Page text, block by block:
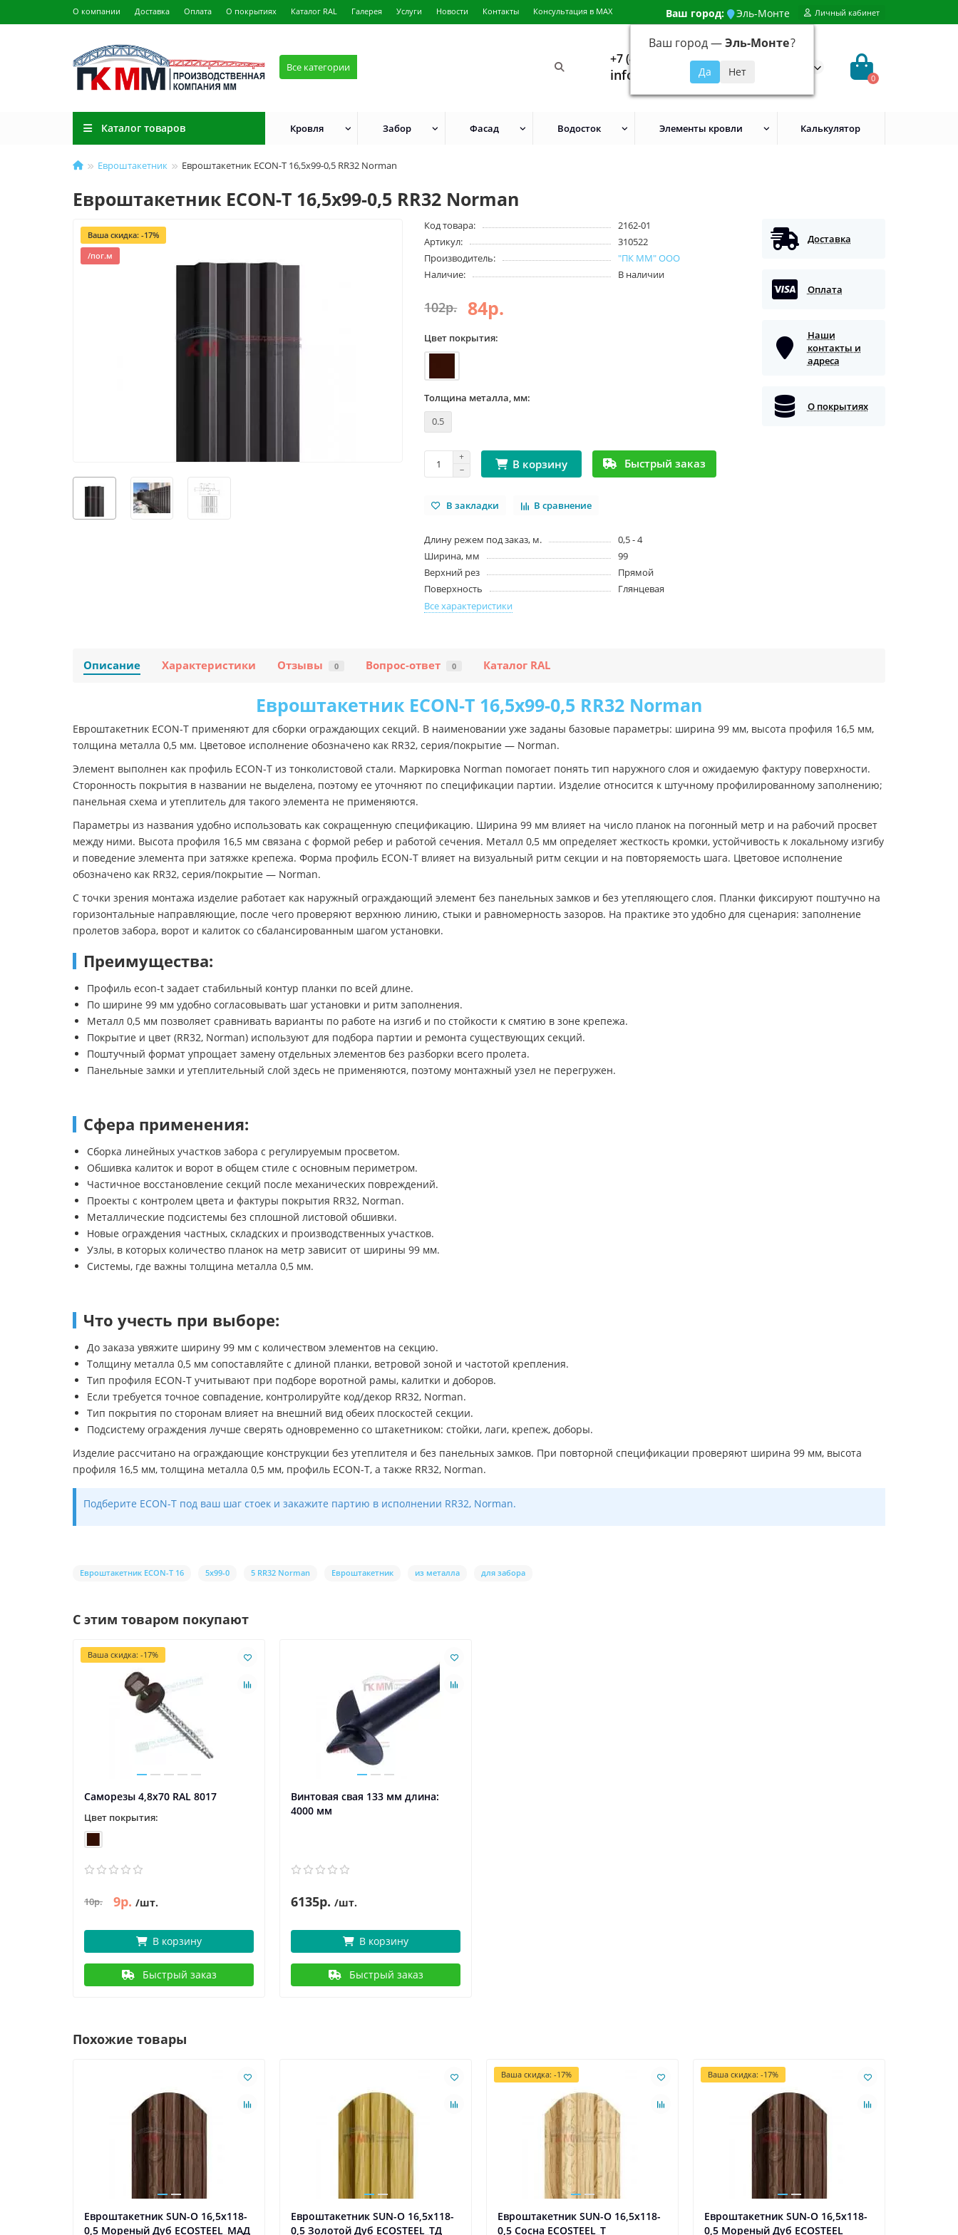
О компании Доставка Оплата О покрытиях Каталог RAL Галерея Услуги Новости Контакты Консультация в MAX Ваш город: Эль-Монте
Ваш город —Эль-Монте?
Личный кабинет
Все категории
+7 (499) 648-92-94
info@evroshtaketnikmoskva.ru 0
Каталог товаров Кровля Забор Фасад Водосток Элементы кровли Калькулятор
Евроштакетник Евроштакетник ECON-T 16,5х99-0,5 RR32 Norman
Евроштакетник ECON-T 16,5х99-0,5 RR32 Norman
Ваша скидка: -17%
/пог.м
Код товара:
2162-01
Артикул:
310522
Производитель:
"ПК ММ" ООО
Наличие:
В наличии
102р. 84р.
Цвет покрытия:
Толщина металла, мм:
0.5
В корзину Быстрый заказ
В закладки В сравнение
Длину режем под заказ, м.
0,5 - 4
Ширина, мм
99
Верхний рез
Прямой
Поверхность
Глянцевая
Все характеристики
Доставка
Оплата
Наши
контакты и
адреса
О покрытиях
Описание Характеристики Отзывы 0 Вопрос-ответ 0 Каталог RAL
Евроштакетник ECON-T 16,5х99-0,5 RR32 Norman
Евроштакетник ECON-T применяют для сборки ограждающих секций. В наименовании уже заданы базовые параметры: ширина 99 мм, высота профиля 16,5 мм,
толщина металла 0,5 мм. Цветовое исполнение обозначено как RR32, серия/покрытие — Norman.
Элемент выполнен как профиль ECON-T из тонколистовой стали. Маркировка Norman помогает понять тип наружного слоя и ожидаемую фактуру поверхности.
Сторонность покрытия в названии не выделена, поэтому ее уточняют по спецификации партии. Изделие относится к штучному профилированному заполнению;
панельная схема и утеплитель для такого элемента не применяются.
Параметры из названия удобно использовать как сокращенную спецификацию. Ширина 99 мм влияет на число планок на погонный метр и на рабочий просвет
между ними. Высота профиля 16,5 мм связана с формой ребер и работой сечения. Металл 0,5 мм определяет жесткость кромки, устойчивость к локальному изгибу
и поведение элемента при затяжке крепежа. Форма профиль ECON-T влияет на визуальный ритм секции и на повторяемость шага. Цветовое исполнение
обозначено как RR32, серия/покрытие — Norman.
С точки зрения монтажа изделие работает как наружный ограждающий элемент без панельных замков и без утепляющего слоя. Планки фиксируют поштучно на
горизонтальные направляющие, после чего проверяют верхнюю линию, стыки и равномерность зазоров. На практике это удобно для сценария: заполнение
пролетов забора, ворот и калиток со сбалансированным шагом установки.
Преимущества:
Профиль econ-t задает стабильный контур планки по всей длине.
По ширине 99 мм удобно согласовывать шаг установки и ритм заполнения.
Металл 0,5 мм позволяет сравнивать варианты по работе на изгиб и по стойкости к смятию в зоне крепежа.
Покрытие и цвет (RR32, Norman) используют для подбора партии и ремонта существующих секций.
Поштучный формат упрощает замену отдельных элементов без разборки всего пролета.
Панельные замки и утеплительный слой здесь не применяются, поэтому монтажный узел не перегружен.
Сфера применения:
Сборка линейных участков забора с регулируемым просветом.
Обшивка калиток и ворот в общем стиле с основным периметром.
Частичное восстановление секций после механических повреждений.
Проекты с контролем цвета и фактуры покрытия RR32, Norman.
Металлические подсистемы без сплошной листовой обшивки.
Новые ограждения частных, складских и производственных участков.
Узлы, в которых количество планок на метр зависит от ширины 99 мм.
Системы, где важны толщина металла 0,5 мм.
Что учесть при выборе:
До заказа увяжите ширину 99 мм с количеством элементов на секцию.
Толщину металла 0,5 мм сопоставляйте с длиной планки, ветровой зоной и частотой крепления.
Тип профиля ECON-T учитывают при подборе воротной рамы, калитки и доборов.
Если требуется точное совпадение, контролируйте код/декор RR32, Norman.
Тип покрытия по сторонам влияет на внешний вид обеих плоскостей секции.
Подсистему ограждения лучше сверять одновременно со штакетником: стойки, лаги, крепеж, доборы.
Изделие рассчитано на ограждающие конструкции без утеплителя и без панельных замков. При повторной спецификации проверяют ширина 99 мм, высота
профиля 16,5 мм, толщина металла 0,5 мм, профиль ECON-T, а также RR32, Norman.
Подберите ECON-T под ваш шаг стоек и закажите партию в исполнении RR32, Norman.
Евроштакетник ECON-T 16 5х99-0 5 RR32 Norman Евроштакетник из металла для забора
С этим товаром покупают
Ваша скидка: -17%
Саморезы 4,8х70 RAL 8017
Цвет покрытия:
10р. 9р. /шт.
В корзину
Быстрый заказ
Винтовая свая 133 мм длина:
4000 мм
6135р. /шт.
В корзину
Быстрый заказ
Похожие товары
Евроштакетник SUN-O 16,5х118-
0,5 Мореный Дуб ECOSTEEL_МАД
Евроштакетник SUN-O 16,5х118-
0,5 Золотой Дуб ECOSTEEL_ТД
Ваша скидка: -17%
Евроштакетник SUN-O 16,5х118-
0,5 Сосна ECOSTEEL_Т
Ваша скидка: -17%
Евроштакетник SUN-O 16,5х118-
0,5 Мореный Дуб ECOSTEEL